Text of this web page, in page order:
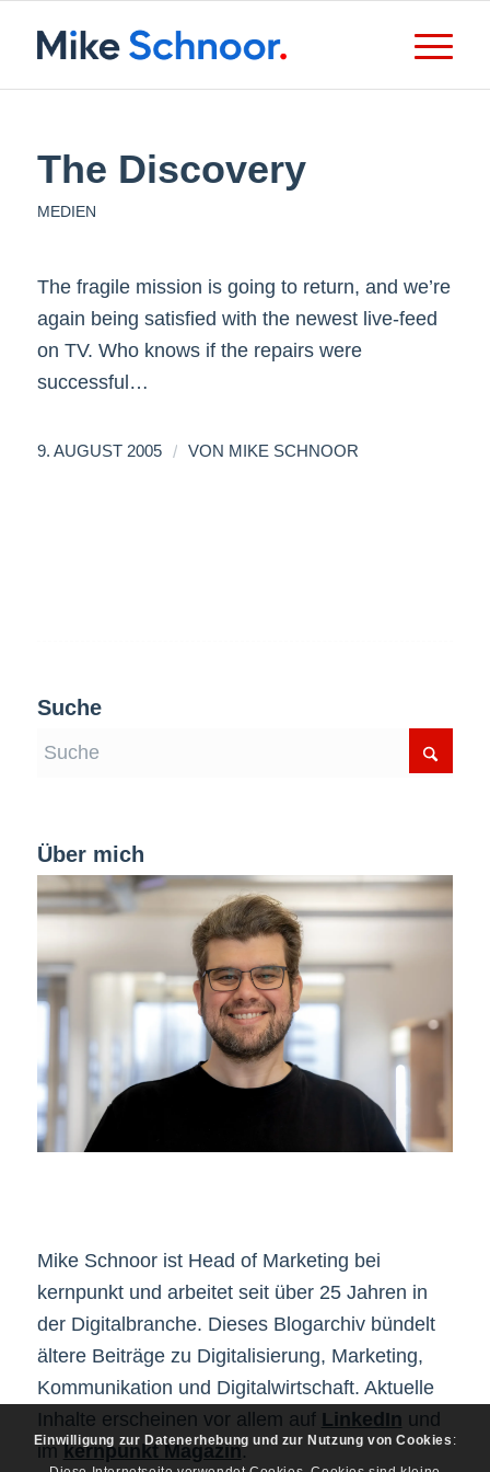
The Discovery
MEDIEN
The fragile mission is going to return, and we’re
again being satisfied with the newest live-feed
on TV. Who knows if the repairs were
successful…
9. AUGUST 2005 / VON MIKE SCHNOOR
Suche
Über mich
Mike Schnoor ist Head of Marketing bei
kernpunkt und arbeitet seit über 25 Jahren in
der Digitalbranche. Dieses Blogarchiv bündelt
ältere Beiträge zu Digitalisierung, Marketing,
Kommunikation und Digitalwirtschaft. Aktuelle
Inhalte erscheinen vor allem auf LinkedIn und
imkernpunkt Magazin.
Einwilligung zur Datenerhebung und zur Nutzung von Cookies :